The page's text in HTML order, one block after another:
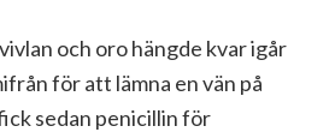
och oro hängde kvar igår
för att lämna en vän på
sedan penicillin för